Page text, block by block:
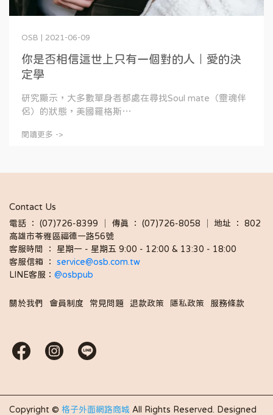
你是否相信這世上只有一個對的人｜愛的決
定學
OSB | 2021-06-09
研究顯示，大多數單身者都處在尋找Soul mate（靈魂伴
侶）的狀態，美國羅格斯⋯
閱讀更多 ->
Contact Us
電話 ： (07)726-8399 │ 傳真 ： (07)726-8058 │ 地址 ： 802
高雄市苓雅區福德一路56號
客服時間 ： 星期一 - 星期五 9:00 - 12:00 & 13:30 - 18:00
客服信箱 ： service@osb.com.tw
LINE客服： @osbpub
關於我們 會員制度 常見問題 退款政策 隱私政策 服務條款
Copyright © 格子外面網路商城 All Rights Reserved. Designed